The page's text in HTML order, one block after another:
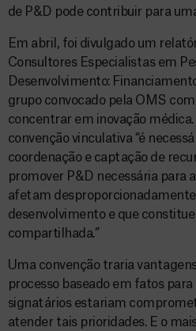
de P&D pode contribuir para
Em abril, foi divulgado um
Consultores Especialistas em
Desenvolvimento:
grupo convocado pela OMS com
concentrar em inovação
convenção vinculativa “é
coordenação e captação de
promover P&D necessária para
afetam
desenvolvimento e que
compartilhada.”
Uma convenção traria
processo baseado em fatos
signatários estariam
atender tais prioridades. E o